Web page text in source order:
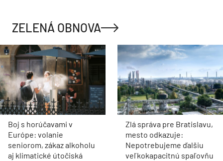
ZELENÁ OBNOVA
Boj s horúčavami v
Európe: volanie
seniorom, zákaz alkoholu
aj klimatické útočiská
Zlá správa pre Bratislavu,
mesto odkazuje:
Nepotrebujeme ďalšiu
veľkokapacitnú spaľovňu